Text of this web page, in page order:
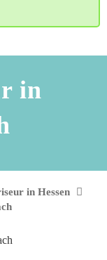
in
in Hessen